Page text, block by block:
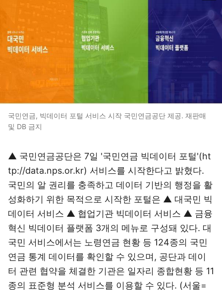
국민연금, 빅데이터 포털 서비스 시작 국민연금공단 제공. 재판매
및 DB 금지
▲ 국민연금공단은 7일 '국민연금 빅데이터 포털'(ht
tp://data.nps.or.kr) 서비스를 시작한다고 밝혔다.
국민의 알 권리를 충족하고 데이터 기반의 행정을 활
성화하기 위한 목적으로 시작한 포털은 ▲ 대국민 빅
데이터 서비스 ▲ 협업기관 빅데이터 서비스 ▲ 금융
혁신 빅데이터 플랫폼 3개의 메뉴로 구성돼 있다. 대
국민 서비스에서는 노령연금 현황 등 124종의 국민
연금 통계 데이터를 확인할 수 있으며, 공단과 데이
터 관련 협약을 체결한 기관은 일자리 종합현황 등 11
종의 표준형 분석 서비스를 이용할 수 있다. (서울=